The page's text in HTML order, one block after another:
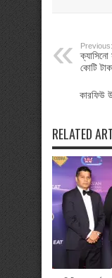
Previous:
কোটি
কারফিউ
RELATED